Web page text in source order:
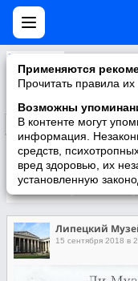
Применяются
Прочитать правила
Возможны
В контенте могут
информация.
средств,
вред здоровью, их
установленную
Подписаться
Участники О группе
Липецкий
15 сентября 2018 в